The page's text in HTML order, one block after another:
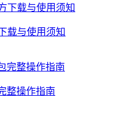
载与使用须知
整操作指南